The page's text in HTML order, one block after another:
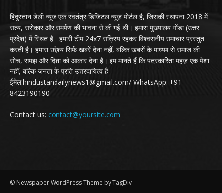
हिंदुस्तान डेली न्यूज एक स्वतंत्र डिजिटल न्यूज़ पोर्टल है, जिसकी स्थापना 2018 में
सत्य, सरोकार और समर्पण की भावना से की गई थी। हमारा मुख्यालय गोंडा (उत्तर
प्रदेश) में स्थित है। हमारी टीम 24x7 सक्रिय रहकर विश्वसनीय समाचार प्रस्तुत
करती है। हमारा उद्देश्य सिर्फ खबरें देना नहीं, बल्कि खबरों के माध्यम से समाज की
सोच, समझ और दिशा को आकार देना है। हम मानते हैं कि पत्रकारिता महज़ एक पेशा
नहीं, बल्कि जनता के प्रति उत्तरदायित्व है।
ईमेल:hindustandailynews1@gmail.com/ WhatsApp: +91-
8423190190
Contact us: contact@yoursite.com
© Newspaper WordPress Theme by TagDiv